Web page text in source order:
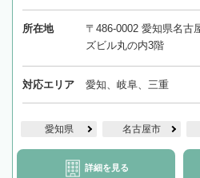
所在地
〒486-0002 愛知県名古
ズビル丸の内3階
対応エリア 愛知、岐阜、三重
愛知県 名古屋市
詳細を見る